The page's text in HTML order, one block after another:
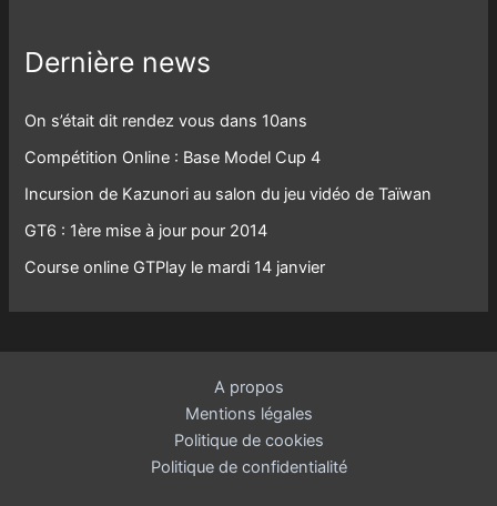
Dernière news
On s’était dit rendez vous dans 10ans
Compétition Online : Base Model Cup 4
Incursion de Kazunori au salon du jeu vidéo de Taïwan
GT6 : 1ère mise à jour pour 2014
Course online GTPlay le mardi 14 janvier
A propos
Mentions légales
Politique de cookies
Politique de confidentialité